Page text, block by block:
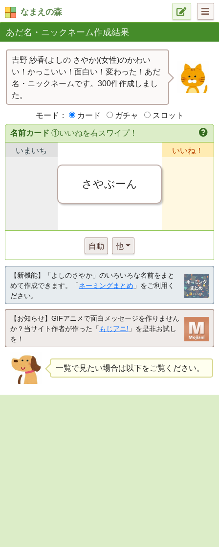
なまえの森
あだ名・ニックネーム作成結果
吉野 紗香(よしの さやか)(女性)のかわい
い！かっこいい！面白い！変わった！あだ
名・ニックネームです。300件作成しまし
た。
モード： カード ガチャ スロット
名前カード ①いいねを右スワイプ！
いまいち
さやぶーん
いいね！
自動 他
【新機能】「よしのさやか」のいろいろな名前をまと
めて作成できます。「ネーミングまとめ 」をご利用く
ださい。
【お知らせ】GIFアニメで面白メッセージを作りません
か？当サイト作者が作った「 もじアニ! 」を是非お試し
を！
一覧で見たい場合は以下をご覧ください。